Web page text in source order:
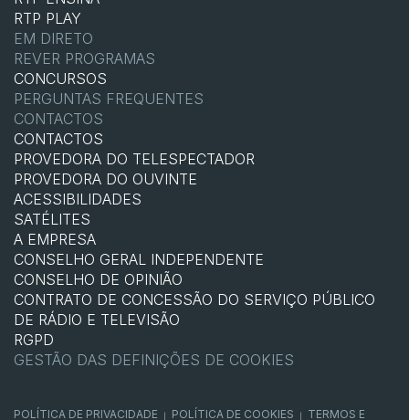
RTP PLAY
EM DIRETO
REVER PROGRAMAS
CONCURSOS
PERGUNTAS FREQUENTES
CONTACTOS
CONTACTOS
PROVEDORA DO TELESPECTADOR
PROVEDORA DO OUVINTE
ACESSIBILIDADES
SATÉLITES
A EMPRESA
CONSELHO GERAL INDEPENDENTE
CONSELHO DE OPINIÃO
CONTRATO DE CONCESSÃO DO SERVIÇO PÚBLICO
DE RÁDIO E TELEVISÃO
RGPD
GESTÃO DAS DEFINIÇÕES DE COOKIES
POLÍTICA DE PRIVACIDADE POLÍTICA DE COOKIES TERMOS E